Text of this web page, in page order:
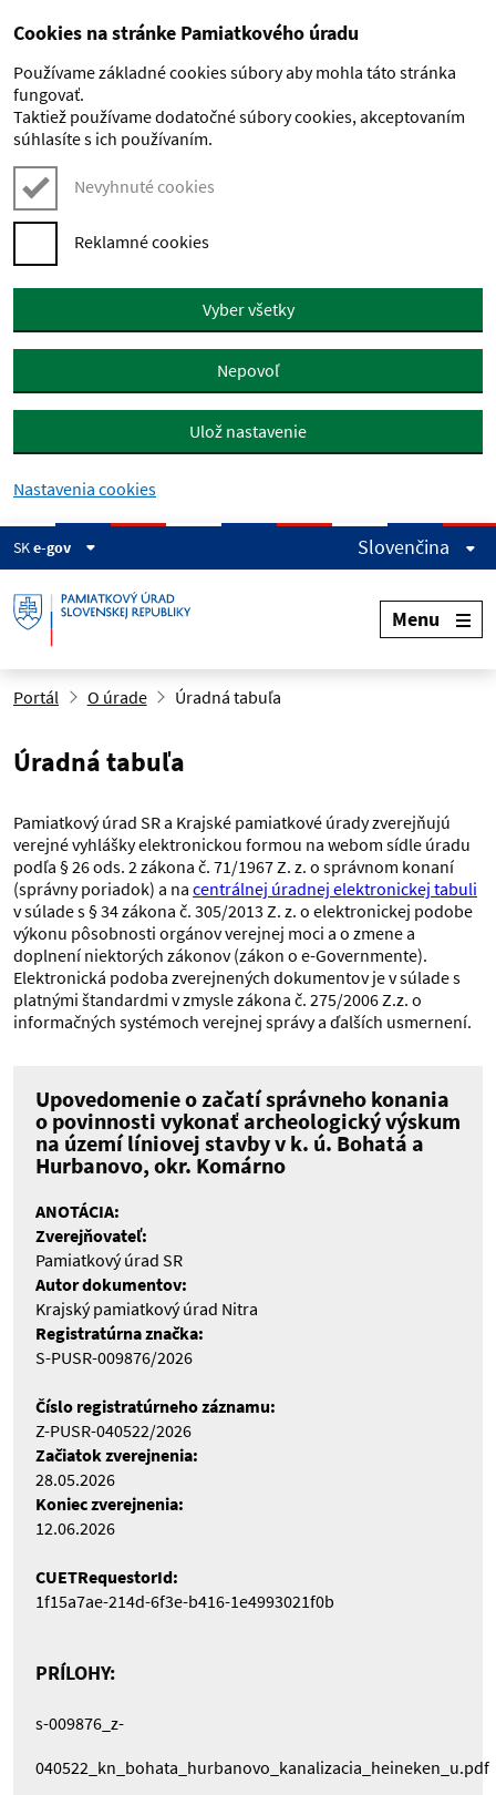
Preskočiť na hlavný obsah
Cookies na stránke Pamiatkového úradu
Používame základné cookies súbory aby mohla táto stránka
fungovať.
Taktiež používame dodatočné súbory cookies, akceptovaním
súhlasíte s ich používaním.
Nevyhnuté cookies
Reklamné cookies
Vyber všetky
Nepovoľ
Ulož nastavenie
Nastavenia cookies
SKe-gov Slovenčina
Menu
Portál O úrade Úradná tabuľa
Úradná tabuľa
Pamiatkový úrad SR a Krajské pamiatkové úrady zverejňujú
verejné vyhlášky elektronickou formou na webom sídle úradu
podľa § 26 ods. 2 zákona č. 71/1967 Z. z. o správnom konaní
(správny poriadok) a na centrálnej úradnej elektronickej tabuli
v súlade s § 34 zákona č. 305/2013 Z. z. o elektronickej podobe
výkonu pôsobnosti orgánov verejnej moci a o zmene a
doplnení niektorých zákonov (zákon o e-Governmente).
Elektronická podoba zverejnených dokumentov je v súlade s
platnými štandardmi v zmysle zákona č. 275/2006 Z.z. o
informačných systémoch verejnej správy a ďalších usmernení.
Upovedomenie o začatí správneho konania
o povinnosti vykonať archeologický výskum
na území líniovej stavby v k. ú. Bohatá a
Hurbanovo, okr. Komárno
ANOTÁCIA:
Zverejňovateľ:
Pamiatkový úrad SR
Autor dokumentov:
Krajský pamiatkový úrad Nitra
Registratúrna značka:
S-PUSR-009876/2026
Číslo registratúrneho záznamu:
Z-PUSR-040522/2026
Začiatok zverejnenia:
28.05.2026
Koniec zverejnenia:
12.06.2026
CUETRequestorId:
1f15a7ae-214d-6f3e-b416-1e4993021f0b
PRÍLOHY:
s-009876_z-
040522_kn_bohata_hurbanovo_kanalizacia_heineken_u.pdf